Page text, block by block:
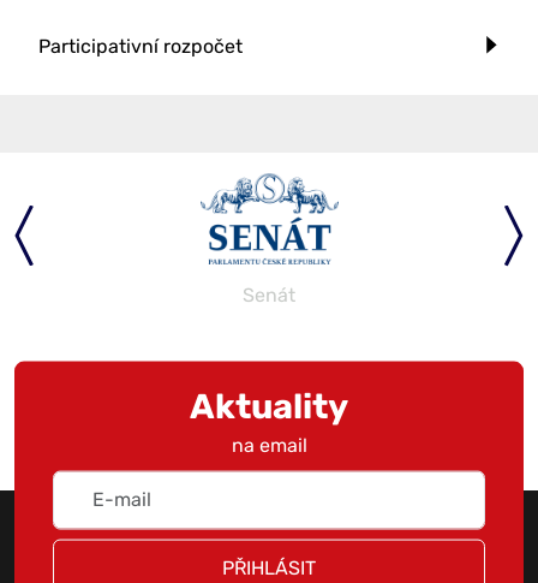
Participativní rozpočet
Senát
Aktuality
na email
PŘIHLÁSIT